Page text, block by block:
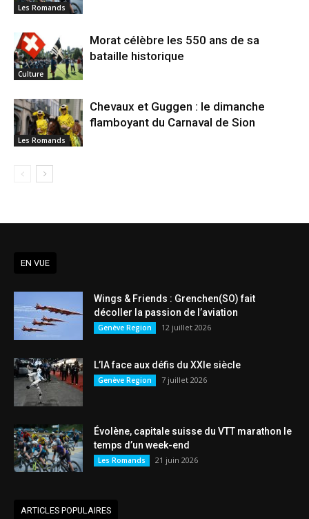
Les Romands
Culture
Morat célèbre les 550 ans de sa
bataille historique
Les Romands
Chevaux et Guggen : le dimanche
flamboyant du Carnaval de Sion
EN VUE
Wings & Friends : Grenchen(SO) fait
décoller la passion de l’aviation
Genève Region 12 juillet 2026
L’IA face aux défis du XXIe siècle
Genève Region 7 juillet 2026
Évolène, capitale suisse du VTT marathon le
temps d’un week-end
Les Romands 21 juin 2026
ARTICLES POPULAIRES